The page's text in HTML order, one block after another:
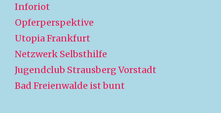
Inforiot
Opferperspektive
Utopia Frankfurt
Netzwerk Selbsthilfe
Jugendclub Strausberg Vorstadt
Bad Freienwalde ist bunt